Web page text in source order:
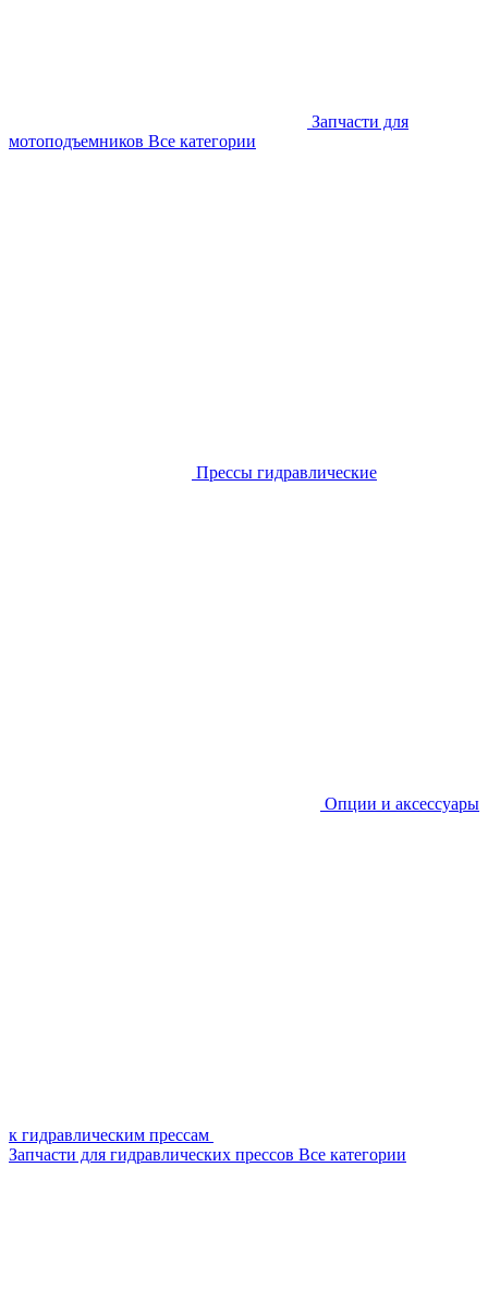
Запчасти для
мотоподъемников Все категории
Прессы гидравлические
Опции и аксессуары
к гидравлическим прессам
Запчасти для гидравлических прессов Все категории